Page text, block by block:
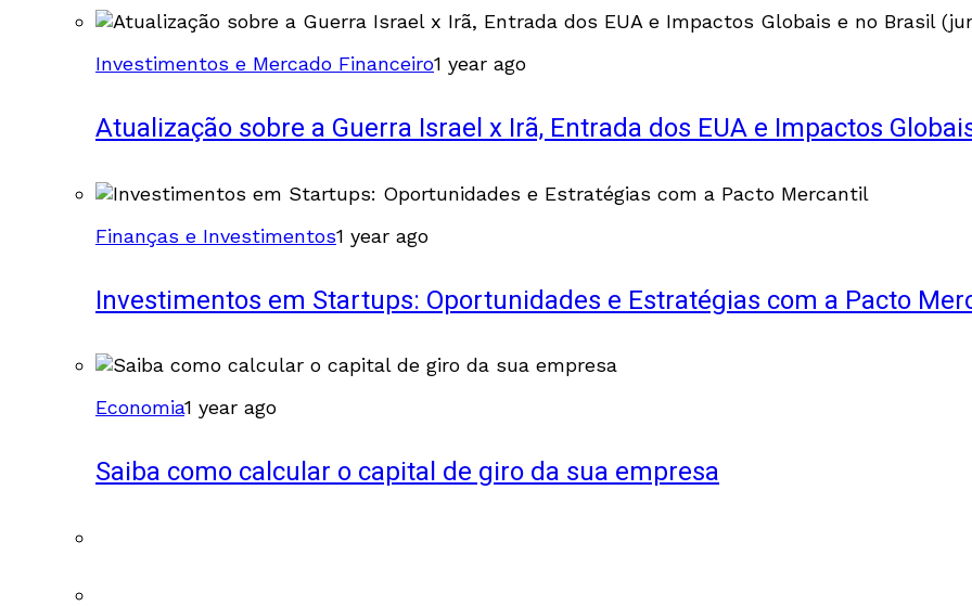
Investimentos e Mercado Financeiro1 year ago
Atualização sobre a Guerra Israel x Irã, Entrada dos EUA e Impactos
Finanças e Investimentos1 year ago
Investimentos em Startups: Oportunidades e Estratégias com a Pacto
Economia1 year ago
Saiba como calcular o capital de giro da sua empresa